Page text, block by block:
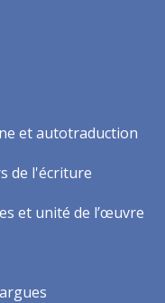
et autotraduction
de l'écriture
et unité de l’œuvre